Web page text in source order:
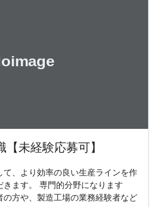
未経験応募可】
、より効率の良い生産ラインを作
ます。 専門的分野になります
方や、製造工場の業務経験者など